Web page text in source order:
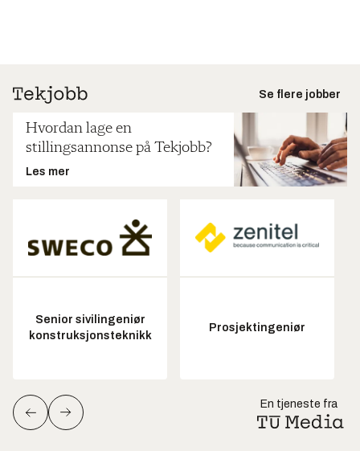
Se flere jobber
Hvordan lage en
stillingsannonse på Tekjobb?
Les mer
Senior sivilingeniør
konstruksjonsteknikk
Prosjektingeniør
En tjeneste fra